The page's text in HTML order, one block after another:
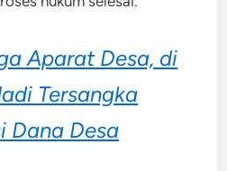
Aparat Desa, di
Tersangka
Dana Desa